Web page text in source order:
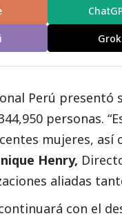
Grok
Perú presentó
personas.
mujeres, así
Henry,
aliadas
con el